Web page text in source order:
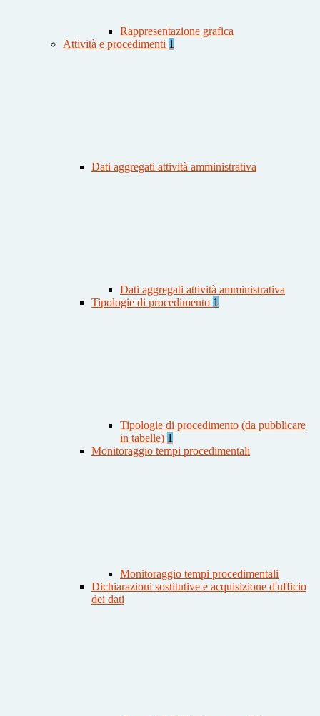
Rappresentazione grafica
Attività e procedimenti 1
Dati aggregati attività amministrativa
Dati aggregati attività amministrativa
Tipologie di procedimento 1
Tipologie di procedimento (da pubblicare
in tabelle) 1
Monitoraggio tempi procedimentali
Monitoraggio tempi procedimentali
Dichiarazioni sostitutive e acquisizione d'ufficio
dei dati